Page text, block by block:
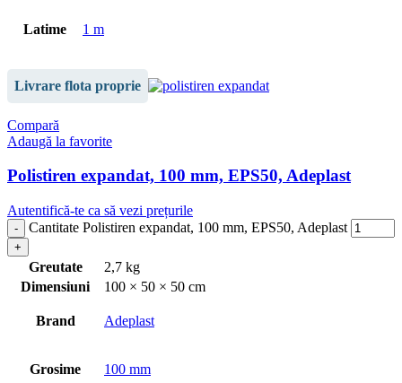
Latime 1 m
Livrare flota proprie
Compară
Adaugă la favorite
Polistiren expandat, 100 mm, EPS50, Adeplast
Autentifică-te ca să vezi prețurile
Cantitate Polistiren expandat, 100 mm, EPS50, Adeplast
Greutate
2,7 kg
Dimensiuni
100 × 50 × 50 cm
Brand Adeplast
Grosime 100 mm